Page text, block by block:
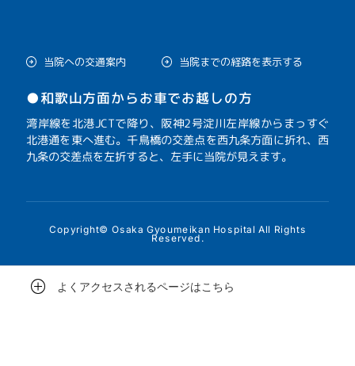
当院への交通案内 当院までの経路を表示する
●和歌山方面からお車でお越しの方
湾岸線を北港JCTで降り、阪神2号淀川左岸線からまっすぐ
北港通を東へ進む。千鳥橋の交差点を西九条方面に折れ、西
九条の交差点を左折すると、左手に当院が見えます。
Copyright© Osaka Gyoumeikan Hospital All Rights
Reserved.
よくアクセスされるページはこちら